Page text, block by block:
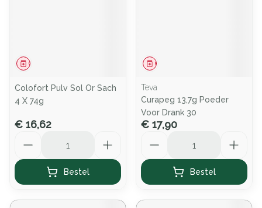
Geneesmiddel
Colofort Pulv Sol Or Sach
4 X 74g
€ 16,62
Bestel
Geneesmiddel
Teva
Curapeg 13,7g Poeder
Voor Drank 30
€ 17,90
Bestel